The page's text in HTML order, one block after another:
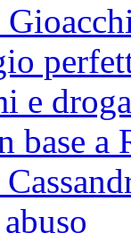
e
base a